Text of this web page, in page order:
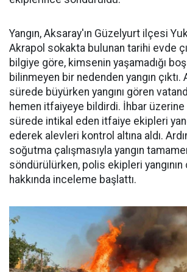
Yangın, Aksaray'ın Güzelyurt ilçesi
Akrapol sokakta bulunan tarihi evde
bilgiye göre, kimsenin yaşamadığı
bilinmeyen bir nedenden yangın çıktı.
sürede büyürken yangını gören
hemen itfaiyeye bildirdi. İhbar üzerine
sürede intikal eden itfaiye ekipleri
ederek alevleri kontrol altına aldı.
soğutma çalışmasıyla yangın
söndürülürken, polis ekipleri yangının
hakkında inceleme başlattı.